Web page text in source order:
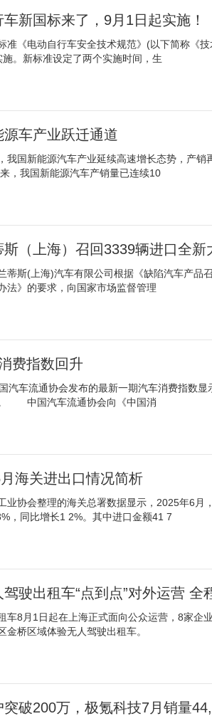
新国标来了，9月1日起实施！
准《电动自行车安全技术规范》(以下简称《
施。新标准设定了两个实施时间，生
源车产业跃迁通道
我国新能源汽车产业延续高速增长态势，产
，我国新能源汽车产销量已连续10
斯（上海）召回3339辆进口全新
蒂斯(上海)汽车有限公司根据《缺陷汽车产品
法》的要求，向国家市场监督管理
费指数回升
汽车流通协会发布的最新一期汽车消费指数
中国汽车流通协会向《中国消
海关进出口情况简析
业协会整理的海关总署数据显示，2025年6月
，同比增长1 2%。其中进口金额41 7
驾驶出租车“点到点”对外运营 全
车8月1日起在上海正式面向公众运营，8家企
金桥区域体验无人驾驶出租车。
突破200万，极氪科技7月销量